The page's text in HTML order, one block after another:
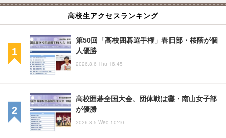
高校生アクセスランキング
第50回「高校囲碁選手権」春日部・桜蔭が個
人優勝
2026.8.6 Thu 16:45
高校囲碁全国大会、団体戦は灘・南山女子部
が優勝
2026.8.5 Wed 10:40